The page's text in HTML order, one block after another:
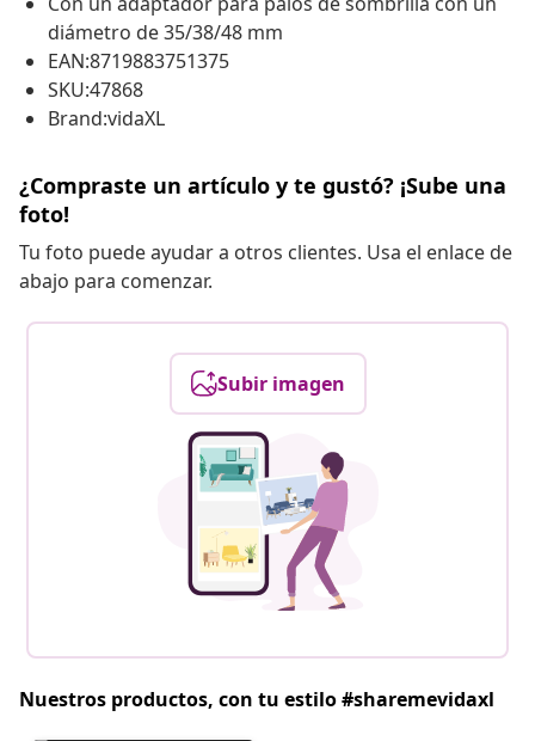
diámetro de 35/38/48 mm
EAN:8719883751375
SKU:47868
Brand:vidaXL
¿Compraste un artículo y te gustó? ¡Sube una
foto!
Tu foto puede ayudar a otros clientes. Usa el enlace de
abajo para comenzar.
Subir imagen
Nuestros productos, con tu estilo #sharemevidaxl